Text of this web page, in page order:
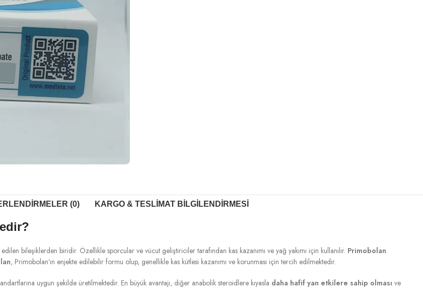
(0) KARGO & TESLIMAT BILGILENDIRMESI
bileşiklerden biridir. Özellikle sporcular ve vücut geliştiriciler tarafından kas kazanımı ve yağ yakımı için kullanılır. Primobolan
, Primobolan’ın enjekte edilebilir formu olup, genellikle kas kütlesi kazanımı ve korunması için tercih edilmektedir.
uygun şekilde üretilmektedir. En büyük avantajı, diğer anabolik steroidlere kıyasla daha hafif yan etkilere sahip olması ve